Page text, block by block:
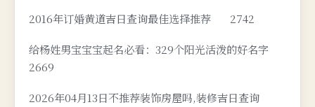
2016年订婚黄道吉日查询最佳选择推荐 2742
给杨姓男宝宝宝起名必看：329个阳光活泼的好名字
2669
2026年04月13日不推荐装饰房屋吗,装修吉日查询